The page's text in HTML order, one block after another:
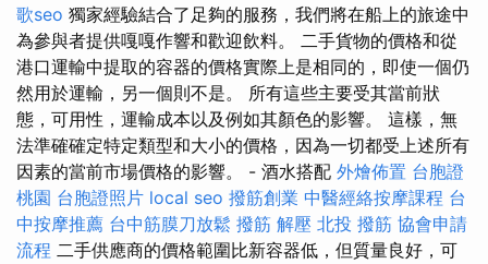
歌seo 獨家經驗結合了足夠的服務，我們將在船上的旅途中
為參與者提供嘎嘎作響和歡迎飲料。 二手貨物的價格和從
港口運輸中提取的容器的價格實際上是相同的，即使一個仍
然用於運輸，另一個則不是。 所有這些主要受其當前狀
態，可用性，運輸成本以及例如其顏色的影響。 這樣，無
法準確確定特定類型和大小的價格，因為一切都受上述所有
因素的當前市場價格的影響。 - 酒水搭配 外燴佈置 台胞證
桃園 台胞證照片 local seo 撥筋創業 中醫經絡按摩課程 台
中按摩推薦 台中筋膜刀放鬆 撥筋 解壓 北投 撥筋 協會申請
流程 二手供應商的價格範圍比新容器低，但質量良好，可